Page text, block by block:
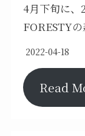
4月下旬に、
FORESTY
2022-04-18
Read